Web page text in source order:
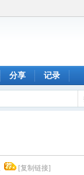
分享 记录
[复制链接]